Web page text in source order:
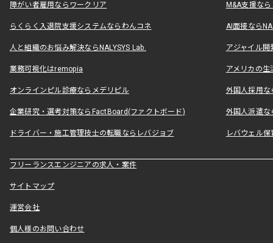
障がい者雇用ならワークリア M&A支援な
らくらく入退院支援システムならわんコネ AI面接なら
人と組織のお悩み解決ならNALYSYS Lab. アジャイル
業務可視化はremopia アメリカの
オンラインピル診療ならメデリピル 外国人採用
企業研究・選考対策ならFactBoard(ファクトボード) 外国人派遣な
ドライバー・施工管理技士の転職ならレバジョブ レバウェル
フリーランスエンジニアの求人・案件
サイトマップ
運営会社
個人様のお問い合わせ